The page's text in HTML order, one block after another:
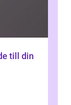
till din